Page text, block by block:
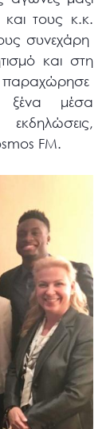
και τους κ.κ.
συνεχάρη
και στη
ξένα μέσα
FM.